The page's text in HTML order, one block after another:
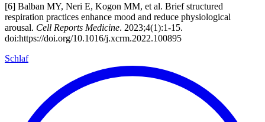
[6] Balban MY, Neri E, Kogon MM, et al. Brief structured
respiration practices enhance mood and reduce physiological
arousal. Cell Reports Medicine. 2023;4(1):1-15.
doi:https://doi.org/10.1016/j.xcrm.2022.100895
Schlaf